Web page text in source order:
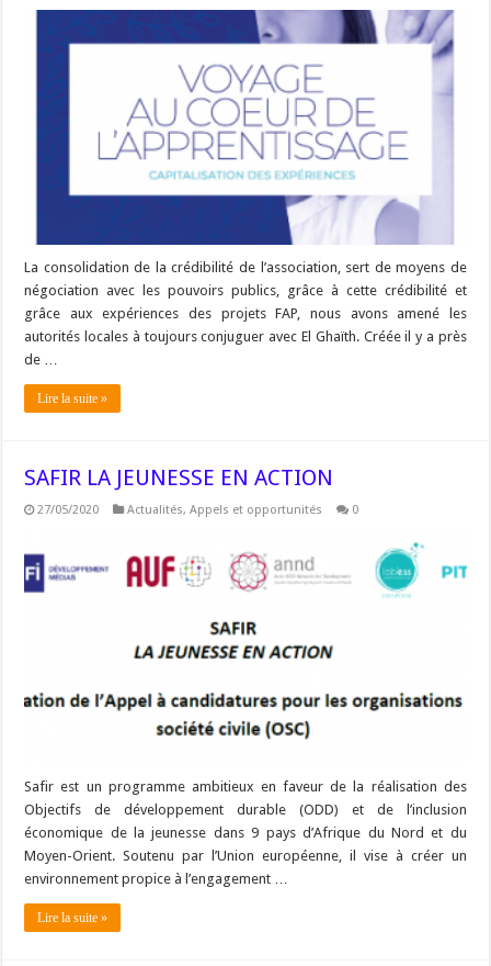
La consolidation de la crédibilité de l’association, sert de moyens de
négociation avec les pouvoirs publics, grâce à cette crédibilité et
grâce aux expériences des projets FAP, nous avons amené les
autorités locales à toujours conjuguer avec El Ghaïth. Créée il y a près
de …
Lire la suite »
SAFIR LA JEUNESSE EN ACTION
27/05/2020 Actualités,Appels et opportunités 0
Safir est un programme ambitieux en faveur de la réalisation des
Objectifs de développement durable (ODD) et de l’inclusion
économique de la jeunesse dans 9 pays d’Afrique du Nord et du
Moyen-Orient. Soutenu par l’Union européenne, il vise à créer un
environnement propice à l’engagement …
Lire la suite »